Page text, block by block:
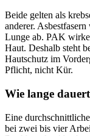
Beide gelten als
anderer.
Lunge ab. PAK
Haut. Deshalb steht
Hautschutz im
Pflicht, nicht Kür.
Wie lange
Eine
bei zwei bis vier